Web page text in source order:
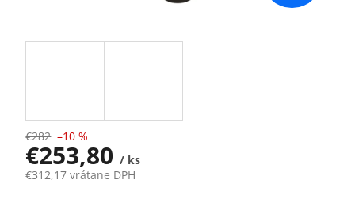
€282 –10 %
€253,80/ ks
€312,17 vrátane DPH